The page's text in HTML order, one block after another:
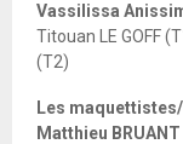
Vassilissa
Titouan LE GOFF
(T2)
Les
Matthieu